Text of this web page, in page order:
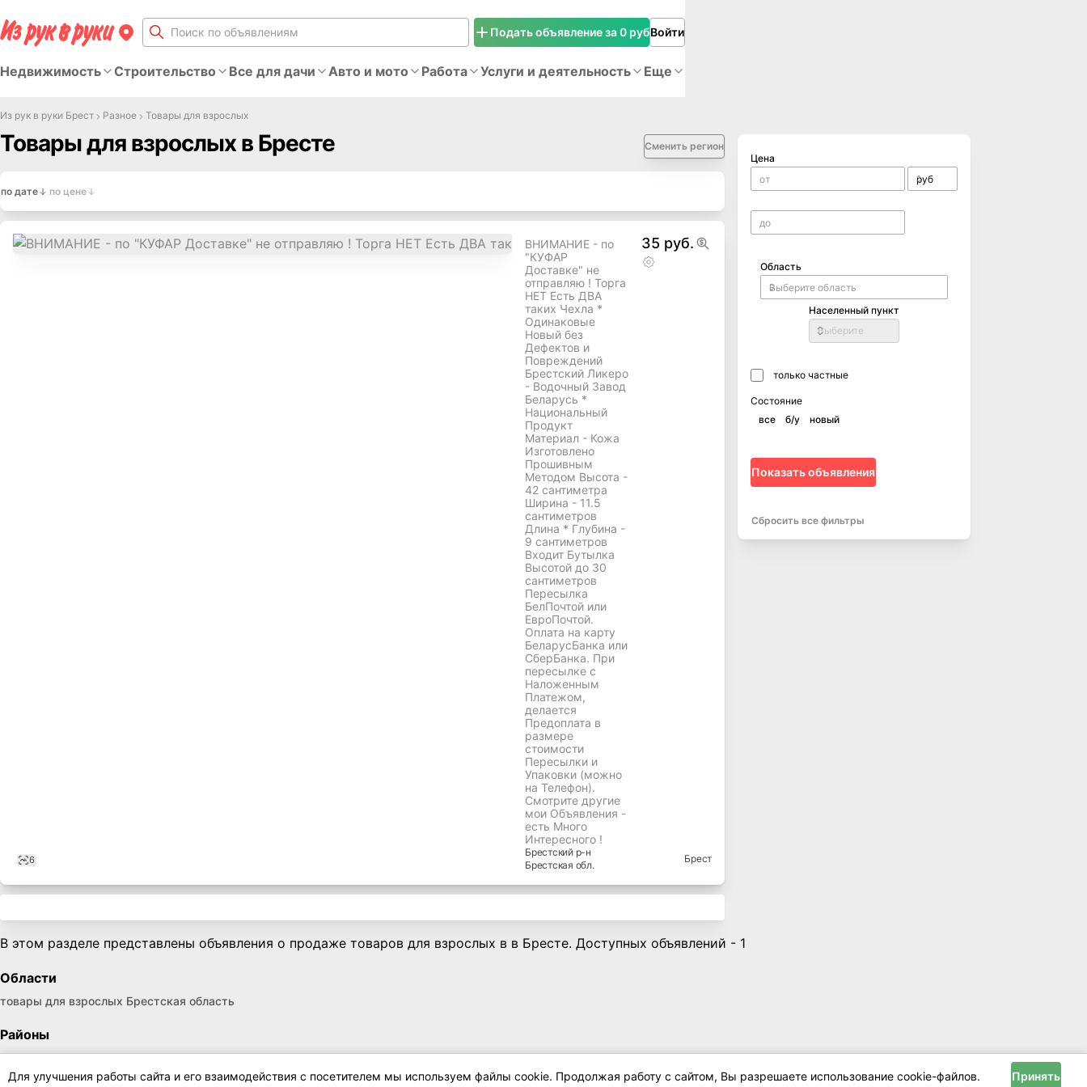
Подать объявление за 0 рубВойти
Недвижимость Строительство Все для дачи Авто и мото Работа Услуги и деятельность Еще
Из рук в руки Брест Разное Товары для взрослых
Товары для взрослых в Бресте Сменить регион
по дате по цене
6
ВНИМАНИЕ - по
"КУФАР
Доставке" не
отправляю ! Торга
НЕТ Есть ДВА
таких Чехла *
Одинаковые
Новый без
Дефектов и
Повреждений
Брестский Ликеро
- Водочный Завод
Беларусь *
Национальный
Продукт
Материал - Кожа
Изготовлено
Прошивным
Методом Высота -
42 сантиметра
Ширина - 11.5
сантиметров
Длина * Глубина -
9 сантиметров
Входит Бутылка
Высотой до 30
сантиметров
Пересылка
БелПочтой или
ЕвроПочтой.
Оплата на карту
БеларусБанка или
СберБанка. При
пересылке с
Наложенным
Платежом,
делается
Предоплата в
размере
стоимости
Пересылки и
Упаковки (можно
на Телефон).
Смотрите другие
мои Объявления -
есть Много
Интересного !
35 руб.
Брестскийр-н
Брестская обл.
Брест
Цена
Область
Населенный пункт
Выберите
только частные
Состояние
все
б/у новый
Показать объявления
Сбросить все фильтры
В этом разделе представлены объявления о продаже товаров для взрослых в в Бресте. Доступных объявлений - 1
Области
товары для взрослых Брестская область
Районы
для взрослых Брестский район
Для улучшения работы сайта и его взаимодействия с посетителем мы используем файлы cookie. Продолжая работу с сайтом, Вы разрешаете использование cookie-файлов. Принять